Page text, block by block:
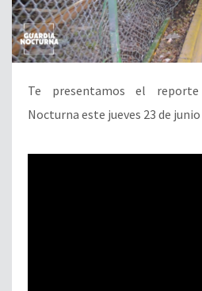
Te presentamos el
Nocturna este jueves 23 de junio